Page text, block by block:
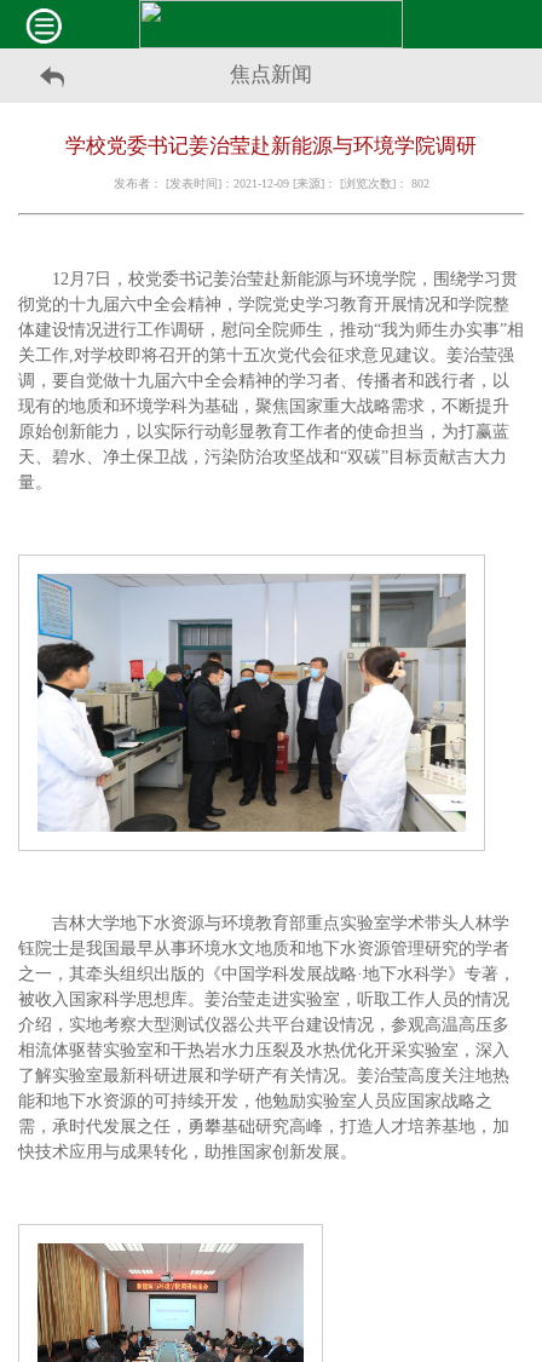
焦点新闻
学校党委书记姜治莹赴新能源与环境学院调研
发布者： [发表时间]：2021-12-09 [来源]： [浏览次数]： 802
12月7日，校党委书记姜治莹赴新能源与环境学院，围绕学习贯
彻党的十九届六中全会精神，学院党史学习教育开展情况和学院整
体建设情况进行工作调研，慰问全院师生，推动“我为师生办实事”相
关工作,对学校即将召开的第十五次党代会征求意见建议。姜治莹强
调，要自觉做十九届六中全会精神的学习者、传播者和践行者，以
现有的地质和环境学科为基础，聚焦国家重大战略需求，不断提升
原始创新能力，以实际行动彰显教育工作者的使命担当，为打赢蓝
天、碧水、净土保卫战，污染防治攻坚战和“双碳”目标贡献吉大力
量。
吉林大学地下水资源与环境教育部重点实验室学术带头人林学
钰院士是我国最早从事环境水文地质和地下水资源管理研究的学者
之一，其牵头组织出版的《中国学科发展战略·地下水科学》专著，
被收入国家科学思想库。姜治莹走进实验室，听取工作人员的情况
介绍，实地考察大型测试仪器公共平台建设情况，参观高温高压多
相流体驱替实验室和干热岩水力压裂及水热优化开采实验室，深入
了解实验室最新科研进展和学研产有关情况。姜治莹高度关注地热
能和地下水资源的可持续开发，他勉励实验室人员应国家战略之
需，承时代发展之任，勇攀基础研究高峰，打造人才培养基地，加
快技术应用与成果转化，助推国家创新发展。